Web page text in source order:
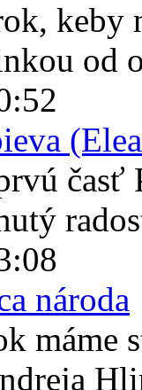
keby
od
časť
národa
máme